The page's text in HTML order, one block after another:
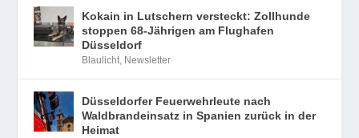
Kokain in Lutschern versteckt: Zollhunde
stoppen 68-Jährigen am Flughafen
Düsseldorf
Blaulicht, Newsletter
Düsseldorfer Feuerwehrleute nach
Waldbrandeinsatz in Spanien zurück in der
Heimat